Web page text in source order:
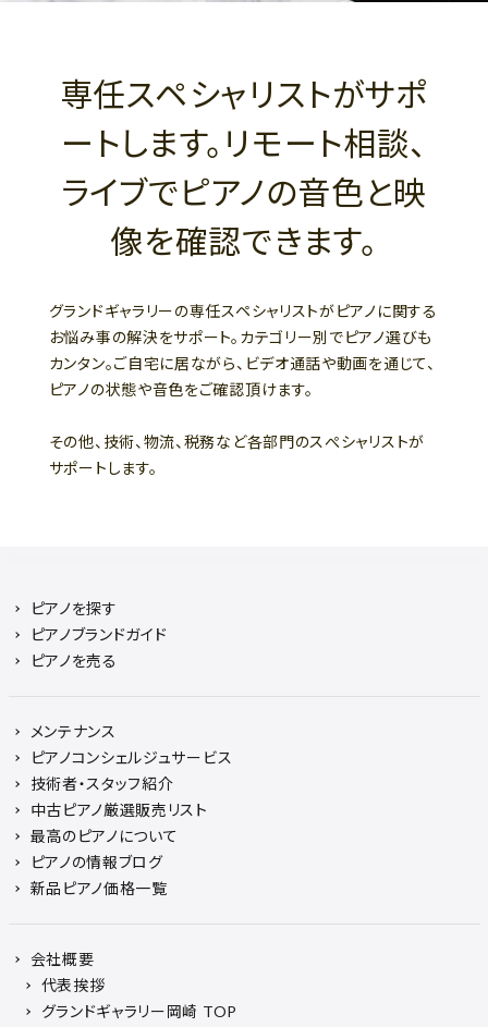
専任スペシャリストがサポ
ートします。リモート相談、
ライブでピアノの音色と映
像を確認できます。
グランドギャラリーの専任スペシャリストがピアノに関する
お悩み事の解決をサポート。カテゴリー別でピアノ選びも
カンタン。ご自宅に居ながら、ビデオ通話や動画を通じて、
ピアノの状態や音色をご確認頂けます。
その他、技術、物流、税務など各部門のスぺシャリストが
サポートします。
ピアノを探す
ピアノブランドガイド
ピアノを売る
メンテナンス
ピアノコンシェルジュサービス
技術者・スタッフ紹介
中古ピアノ厳選販売リスト
最高のピアノについて
ピアノの情報ブログ
新品ピアノ価格一覧
会社概要
代表挨拶
グランドギャラリー岡崎 TOP